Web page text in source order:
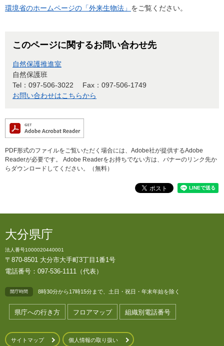
環境省のホームページの「外来生物法」 をご覧ください。
このページに関するお問い合わせ先
自然保護推進室
自然保護班
Tel：097-506-3022
Fax：097-506-1749
お問い合わせはこちらから
PDF形式のファイルをご覧いただく場合には、Adobe社が提供するAdobe
Readerが必要です。
Adobe Readerをお持ちでない方は、バナーのリンク先か
らダウンロードしてください。（無料）
大分県庁
法人番号1000020440001
〒870-8501 大分市大手町3丁目1番1号
電話番号：097-536-1111（代表）
開庁時間 8時30分から17時15分まで、土日・祝日・年末年始を除く
県庁への行き方 フロアマップ 組織別電話番号
サイトマップ 個人情報の取り扱い